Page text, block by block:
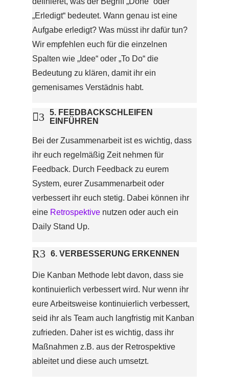
„Erledigt“ bedeutet. Wann genau ist eine
Aufgabe erledigt? Was müsst ihr dafür tun?
Wir empfehlen euch für die einzelnen
Spalten wie „Idee“ oder „To Do“ die
Bedeutung zu klären, damit ihr ein
gemenisames Verstädnis habt.
3
5. FEEDBACKSCHLEIFEN
EINFÜHREN
Bei der Zusammenarbeit ist es wichtig, dass
ihr euch regelmäßig Zeit nehmen für
Feedback. Durch Feedback zu eurem
System, eurer Zusammenarbeit oder
verbessert ihr euch stetig. Dabei können ihr
eine Retrospektive nutzen oder auch ein
Daily Stand Up.
R3 6. VERBESSERUNG ERKENNEN
Die Kanban Methode lebt davon, dass sie
kontinuierlich verbessert wird. Nur wenn ihr
eure Arbeitsweise kontinuierlich verbessert,
seid ihr als Team auch langfristig mit Kanban
zufrieden. Daher ist es wichtig, dass ihr
Maßnahmen z.B. aus der Retrospektive
ableitet und diese auch umsetzt.